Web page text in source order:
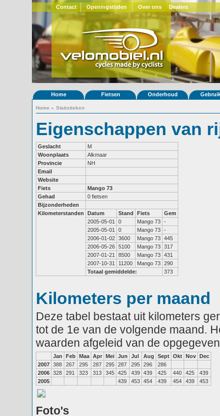
Contact Openingstijden Over ons Dealers
Home Fietsen Onderhoud
Home » Statistieken
Eigenschappen van
Geslacht
M
Woonplaats
Alkmaar
Provincie
NH
Email
Website
Fiets
Mango 73
Gehad
0 fietsen
Bijzonderheden
Kilometerstanden
Datum Stand Fiets
Gem
2005-05-01
0 Mango 73 -
2005-05-01
0 Mango 73 -
2006-01-02 3600 Mango 73 445
2006-05-26 5100 Mango 73 317
2007-01-21
8500 Mango 73 431
2007-10-31
11200 Mango 73 290
Totaal gemiddelde:
373
Kilometers per maand
Deze tabel bestaat uit kilometers
tot de 1e van de volgende maand.
waarden afgeleid van de
Jan Feb Maa Apr Mei Jun Jul Aug Sept Okt Nov Dec
2007 388 267 295 287 295 287 295 296
286
2006 328 291 323 313 345 425 439 439 425 440 425
439
2005
439 453 454 439 454 439 453
Foto's